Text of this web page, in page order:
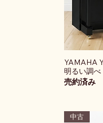
YAMAHA
明るい調べ
売約済み
中古